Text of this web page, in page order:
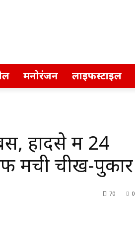
मनोरंजन लाइफस्टाइल
हादसे में 24
मची चीख-पुकार
0
70